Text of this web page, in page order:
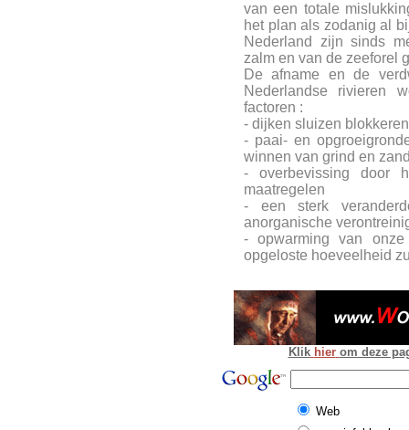
van een totale
het plan als zodanig al
Nederland zijn sinds
zalm en van de zeeforel
De afname en de
Nederlandse rivieren
factoren :
- dijken sluizen
- paai- en
winnen van grind en
- overbevissing door
maatregelen
- een sterk
anorganische
- opwarming van
opgeloste hoeveelheid
Klik hier om deze
Web